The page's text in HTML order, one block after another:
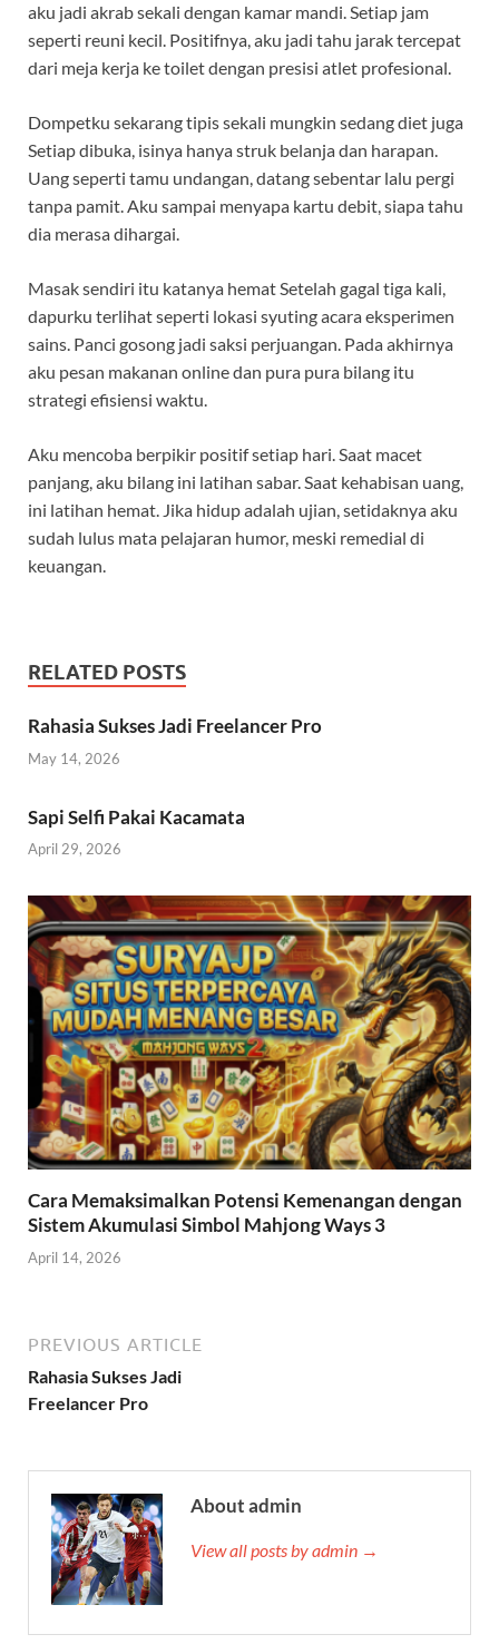
aku jadi akrab sekali dengan kamar mandi. Setiap jam
seperti reuni kecil. Positifnya, aku jadi tahu jarak tercepat
dari meja kerja ke toilet dengan presisi atlet profesional.
Dompetku sekarang tipis sekali mungkin sedang diet juga
Setiap dibuka, isinya hanya struk belanja dan harapan.
Uang seperti tamu undangan, datang sebentar lalu pergi
tanpa pamit. Aku sampai menyapa kartu debit, siapa tahu
dia merasa dihargai.
Masak sendiri itu katanya hemat Setelah gagal tiga kali,
dapurku terlihat seperti lokasi syuting acara eksperimen
sains. Panci gosong jadi saksi perjuangan. Pada akhirnya
aku pesan makanan online dan pura pura bilang itu
strategi efisiensi waktu.
Aku mencoba berpikir positif setiap hari. Saat macet
panjang, aku bilang ini latihan sabar. Saat kehabisan uang,
ini latihan hemat. Jika hidup adalah ujian, setidaknya aku
sudah lulus mata pelajaran humor, meski remedial di
keuangan.
RELATED POSTS
Rahasia Sukses Jadi Freelancer Pro
May 14, 2026
Sapi Selfi Pakai Kacamata
April 29, 2026
Cara Memaksimalkan Potensi Kemenangan dengan
Sistem Akumulasi Simbol Mahjong Ways 3
April 14, 2026
PREVIOUS ARTICLE
Rahasia Sukses Jadi
Freelancer Pro
About admin
View all posts by admin →